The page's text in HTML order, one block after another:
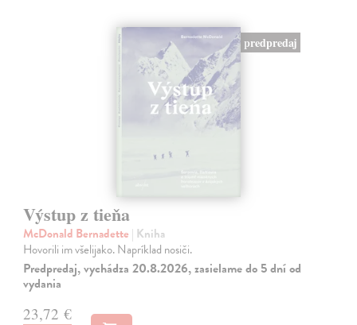
predpredaj
Výstup z tieňa
McDonald Bernadette | Kniha
Hovorili im všelijako. Napríklad nosiči.
Predpredaj, vychádza 20.8.2026, zasielame do 5 dní od
vydania
23,72 €